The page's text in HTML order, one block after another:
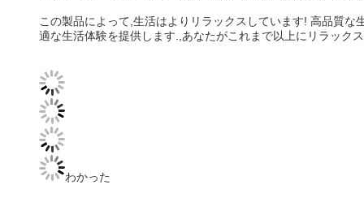
この製品によって,生活はよりリラックスしています! 高品質
適な生活体験を提供します.,あなたがこれまで以上にリラック
わかった